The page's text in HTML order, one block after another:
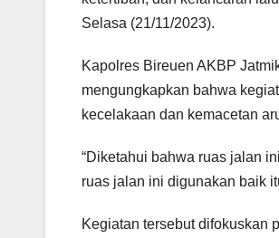
Selasa (21/11/2023).
Kapolres Bireuen AKBP
mengungkapkan bahwa
kecelakaan dan kemacetan
“Diketahui bahwa ruas jalan
ruas jalan ini digunakan baik
Kegiatan tersebut difokuskan